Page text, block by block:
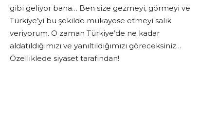
gibi geliyor bana… Ben size gezmeyi, görmeyi ve
Türkiye’yi bu şekilde mukayese etmeyi salık
veriyorum. O zaman Türkiye’de ne kadar
aldatıldığımızı ve yanıltıldığımızı göreceksiniz…
Özelliklede siyaset tarafından!